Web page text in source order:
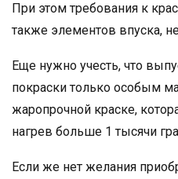
При этом требования к
также элементов впуска,
Еще нужно учесть, что
покраски только особым
жаропрочной краске,
нагрев больше 1 тысячи
Если же нет желания